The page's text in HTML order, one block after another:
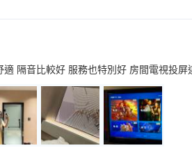
適 隔音比較好 服務也特別好 房間電視投